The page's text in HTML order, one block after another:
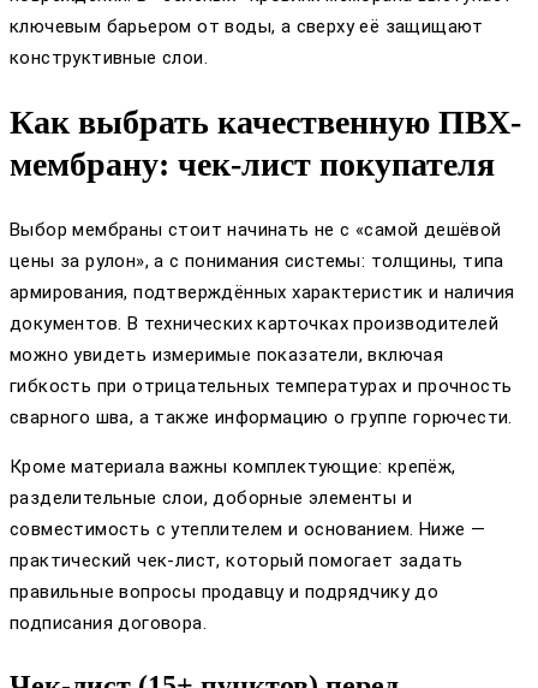
ключевым барьером от воды, а сверху её защищают
конструктивные слои.
Как выбрать качественную ПВХ-
мембрану: чек-лист покупателя
Выбор мембраны стоит начинать не с «самой дешёвой
цены за рулон», а с понимания системы: толщины, типа
армирования, подтверждённых характеристик и наличия
документов. В технических карточках производителей
можно увидеть измеримые показатели, включая
гибкость при отрицательных температурах и прочность
сварного шва, а также информацию о группе горючести.
Кроме материала важны комплектующие: крепёж,
разделительные слои, доборные элементы и
совместимость с утеплителем и основанием. Ниже —
практический чек‑лист, который помогает задать
правильные вопросы продавцу и подрядчику до
подписания договора.